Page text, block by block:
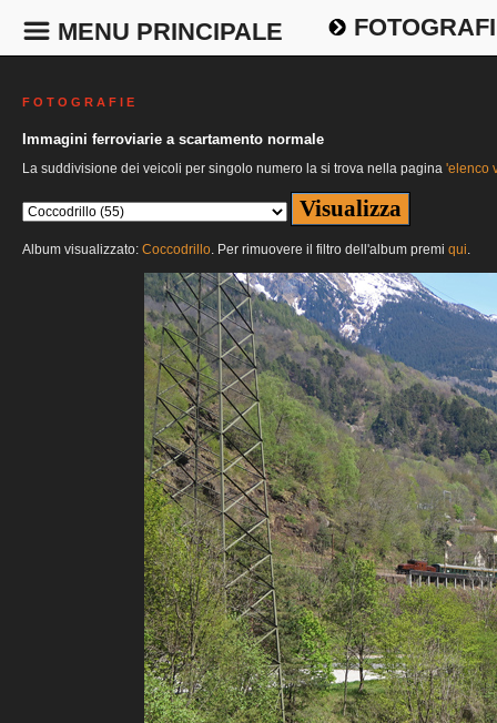
MENU PRINCIPALE
F O T O G R A F I E
Immagini ferroviarie a scartamento normale
La suddivisione dei veicoli per singolo numero la si trova nella pagina 'elenco
Album visualizzato: Coccodrillo. Per rimuovere il filtro dell'album premi qui.